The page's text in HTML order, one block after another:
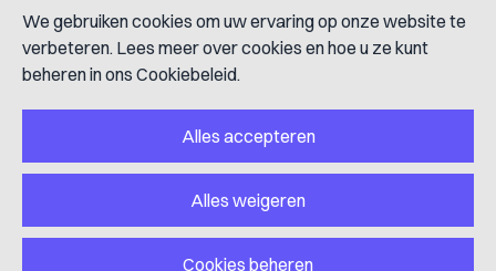
Contactgegevens
info@lexboost.com
GitHubYouTube
Copyright © 2023-2026 Lexboost
We gebruiken cookies om uw ervaring op onze website te
verbeteren. Lees meer over cookies en hoe u ze kunt
beheren in ons Cookiebeleid.
Alles accepteren
Alles weigeren
Cookies beheren